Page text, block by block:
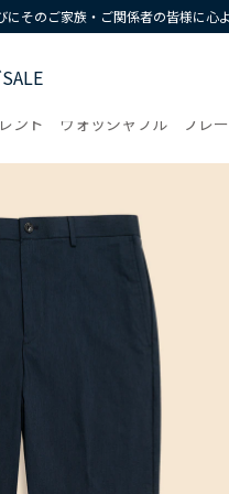
そのご家族・ご関係者の皆様に
SALE
ンド ウォッシャブル プレ